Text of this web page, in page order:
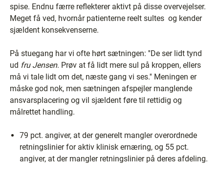
spise. Endnu færre reflekterer aktivt på disse overvejelser.
Meget få ved, hvornår patienterne reelt sultes ­ og kender
sjældent konsekvenserne.
På stuegang har vi ofte hørt sætningen: ''De ser lidt tynd
ud fru Jensen. Prøv at få lidt mere sul på kroppen, ellers
må vi tale lidt om det, næste gang vi ses.'' Meningen er
måske god nok, men sætningen afspejler manglende
ansvarsplacering og vil sjældent føre til rettidig og
målrettet handling.
79 pct. angiver, at der generelt mangler overordnede
retningslinier for aktiv klinisk ernæring, og 55 pct.
angiver, at der mangler retningslinier på deres afdeling.